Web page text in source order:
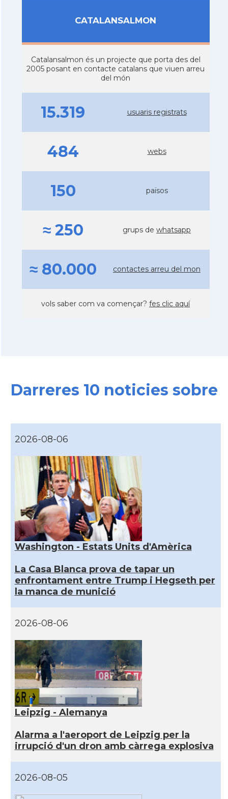
CATALANSALMON
Catalansalmon és un projecte que porta des del
2005 posant en contacte catalans que viuen arreu
del món
15.319 usuaris registrats
484 webs
150 països
≈ 250 grups de whatsapp
≈ 80.000 contactes arreu del mon
vols saber com va començar? fes clic aquí
Darreres 10 noticies sobre
2026-08-06
Washington - Estats Units d'Amèrica
La Casa Blanca prova de tapar un
enfrontament entre Trump i Hegseth per
la manca de munició
2026-08-06
Leipzig - Alemanya
Alarma a l'aeroport de Leipzig per la
irrupció d'un dron amb càrrega explosiva
2026-08-05